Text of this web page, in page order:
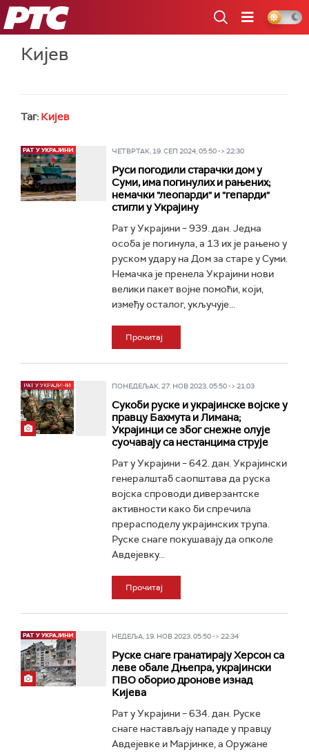
РТС
Кијев
Таг: Кијев
ЧЕТВРТАК, 19. СЕП 2024, 05:50 -> 22:30
Руси погодили старачки дом у
Суми, има погинулих и рањених;
немачки "леопарди" и "гепарди"
стигли у Украјину
Рат у Украјини – 939. дан. Једна
особа је погинула, а 13 их је рањено у
руском удару на Дом за старе у Суми.
Немачка је пренела Украјини нови
велики пакет војне помоћи, који,
између осталог, укључује...
Прочитај
ПОНЕДЕЉАК, 27. НОВ 2023, 05:50 -> 21:03
Сукоби руске и украјинске војске у
правцу Бахмута и Лимана;
Украјинци се због снежне олује
суочавају са нестанцима струје
Рат у Украјини – 642. дан. Украјински
генералштаб саопштава да руска
војска спроводи диверзантске
активности како би спречила
прерасподелу украјинских трупа.
Руске снаге покушавају да опколе
Авдејевку...
Прочитај
НЕДЕЉА, 19. НОВ 2023, 05:50 -> 22:34
Руске снаге гранатирају Херсон са
леве обале Дњепра, украјински
ПВО оборио дронове изнад
Кијева
Рат у Украјини – 634. дан. Руске
снаге настављају нападе у правцу
Авдејевке и Марјинке, а Оружане